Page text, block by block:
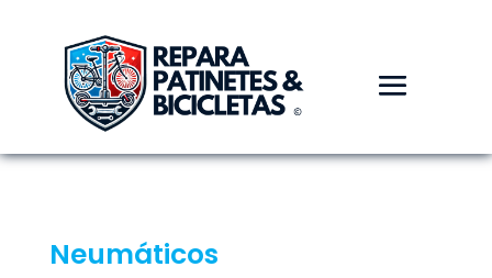
Neumáticos